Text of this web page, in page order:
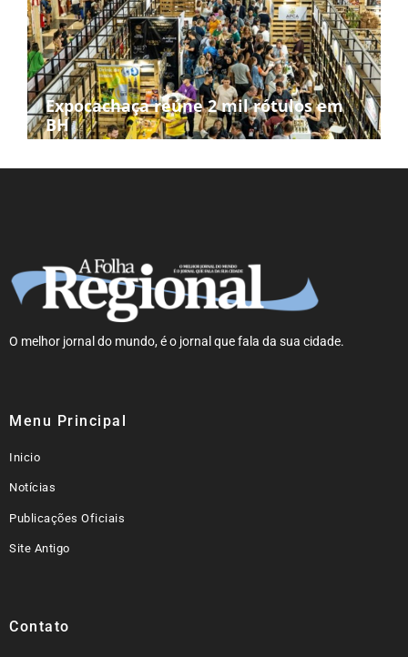
Expocachaça reúne 2 mil rótulos em
BH
O melhor jornal do mundo, é o jornal que fala da sua cidade.
Menu Principal
Inicio
Notícias
Publicações Oficiais
Site Antigo
Contato